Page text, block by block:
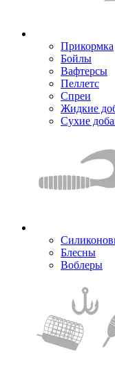
Прикормка
Бойлы
Вафтерсы
Пеллетс
Спреи
Жидкие
Сухие
Блесны
Воблеры